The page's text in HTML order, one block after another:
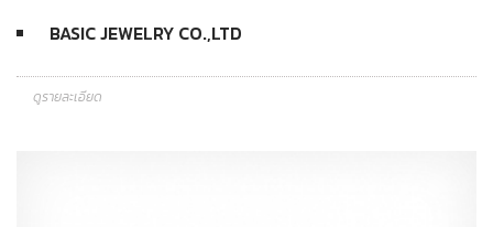
BASIC JEWELRY CO.,LTD
ดูรายละเอียด